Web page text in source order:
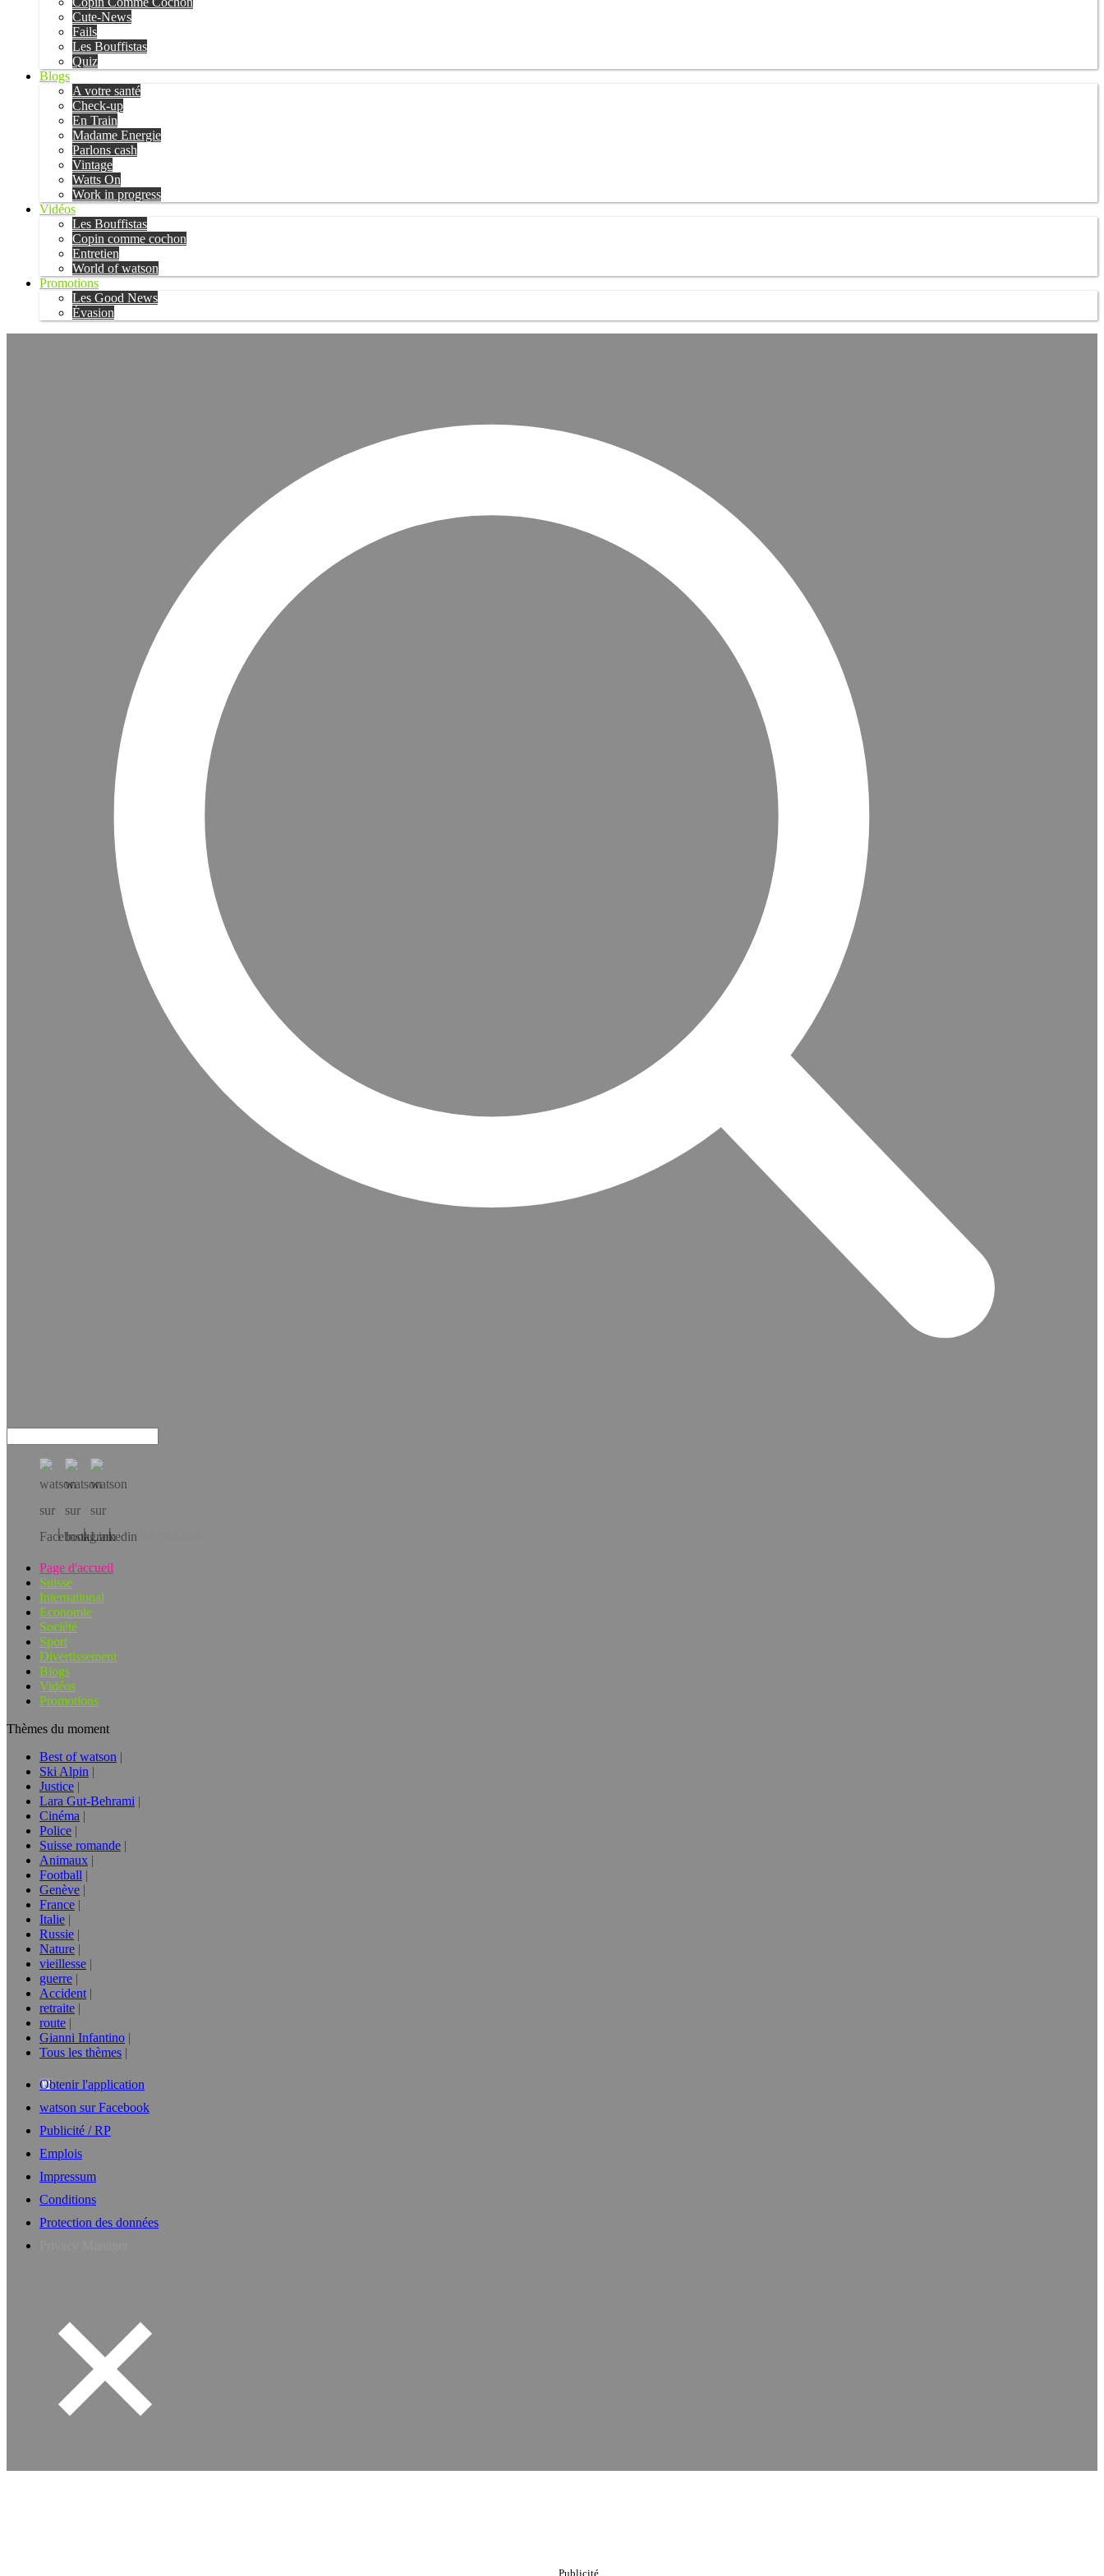
Cute-News
Fails
Les Bouffistas
Quiz
Blogs
A votre santé
Check-up
En Train
Madame Energie
Parlons cash
Vintage
Watts On
Work in progress
Vidéos
Les Bouffistas
Copin comme cochon
Entretien
World of watson
Promotions
Les Good News
Évasion
Téléchargez l’app!
Page d'accueil
Suisse
International
Economie
Société
Sport
Divertissement
Blogs
Vidéos
Promotions
Thèmes du moment
Best of watson
Ski Alpin
Justice
Lara Gut-Behrami
Cinéma
Police
Suisse romande
Animaux
Football
Genève
France
Italie
Russie
Nature
vieillesse
guerre
Accident
retraite
route
Gianni Infantino
Tous les thèmes
Obtenir l'application
watson sur Facebook
Publicité / RP
Emplois
Impressum
Conditions
Protection des données